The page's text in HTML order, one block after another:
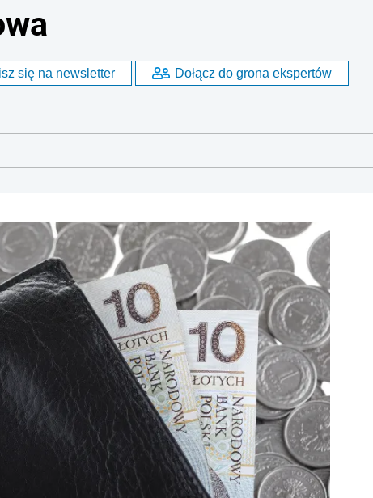
się na newsletter Dołącz do grona ekspertów